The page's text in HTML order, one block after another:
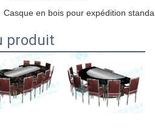
Casque en bois pour expédition
produit